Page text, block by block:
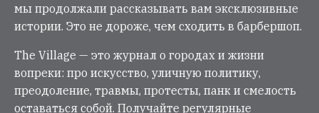
мы продолжали рассказывать вам эксклюзивные
истории. Это не дороже, чем сходить в барбершоп.
The Village — это журнал о городах и жизни
вопреки: про искусство, уличную политику,
преодоление, травмы, протесты, панк и смелость
оставаться собой. Получайте регулярные